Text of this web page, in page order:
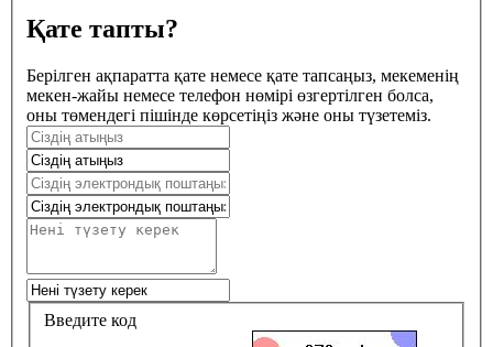
Қате тапты?
Берілген ақпаратта қате немесе қате тапсаңыз, мекеменің
мекен-жайы немесе телефон нөмірі өзгертілген болса,
оны төмендегі пішінде көрсетіңіз және оны түзетеміз.
Введите код